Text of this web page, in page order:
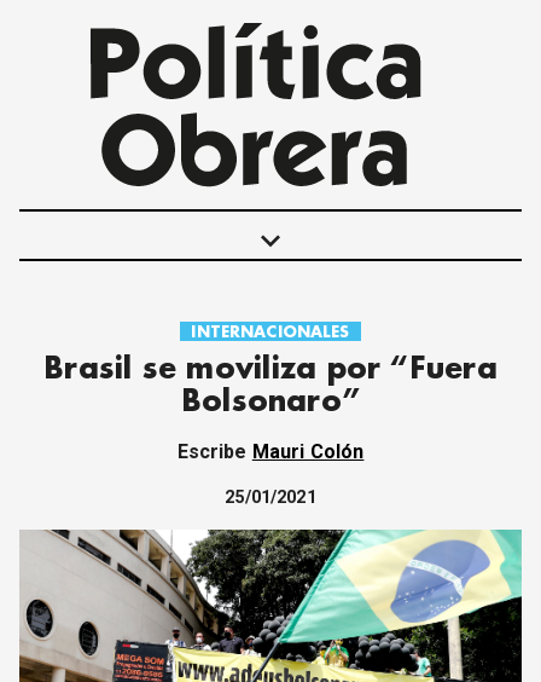
keyboard_arrow_down
POLÍTICAS
INTERNACIONALES
MOVIMIENTO OBRERO
ECONOMÍA
SOCIEDAD Y CULTURA
JUVENTUD
CORREO DE LECTORES
DEBATE
ARCHIVO
DECLARACIONES
INTERNACIONALES
Brasil se moviliza por “Fuera
Bolsonaro”
Escribe Mauri Colón
25/01/2021